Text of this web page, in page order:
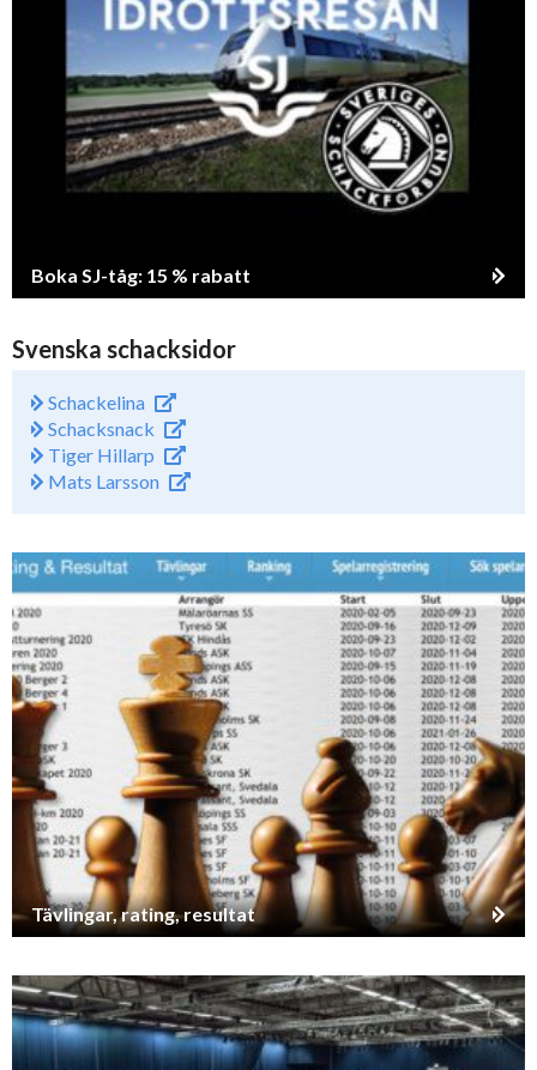
Boka SJ-tåg: 15 % rabatt
Svenska schacksidor
Schackelina
Schacksnack
Tiger Hillarp
Mats Larsson
Tävlingar, rating, resultat